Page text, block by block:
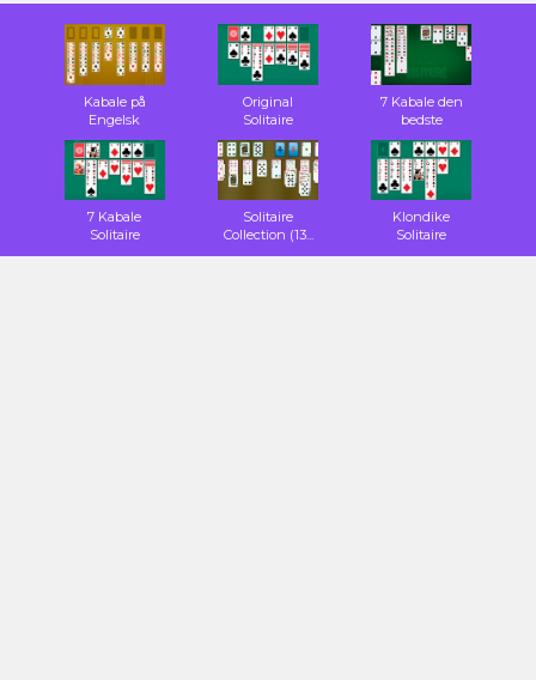
Kabale på
Engelsk
Original
Solitaire
7 Kabale den
bedste
7 Kabale
Solitaire
Solitaire
Collection (13...
Klondike
Solitaire